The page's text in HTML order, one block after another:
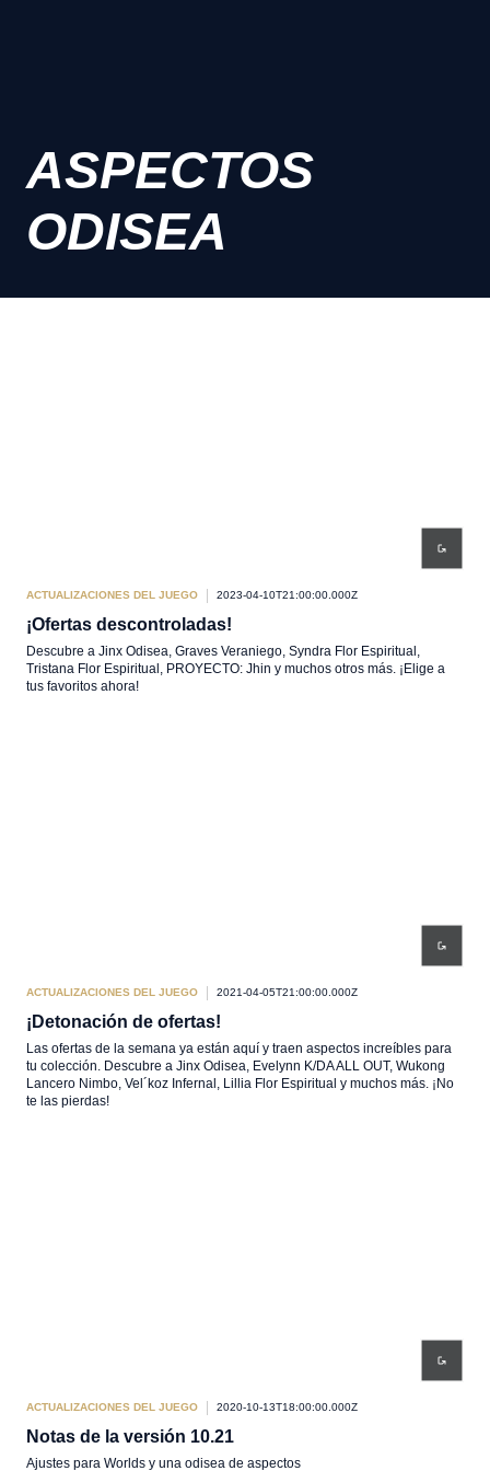
ASPECTOS
ODISEA
ACTUALIZACIONES DEL JUEGO 2023-04-10T21:00:00.000Z
¡Ofertas descontroladas!
Descubre a Jinx Odisea, Graves Veraniego, Syndra Flor Espiritual,
Tristana Flor Espiritual, PROYECTO: Jhin y muchos otros más. ¡Elige a
tus favoritos ahora!
ACTUALIZACIONES DEL JUEGO 2021-04-05T21:00:00.000Z
¡Detonación de ofertas!
Las ofertas de la semana ya están aquí y traen aspectos increíbles para
tu colección. Descubre a Jinx Odisea, Evelynn K/DA ALL OUT, Wukong
Lancero Nimbo, Vel´koz Infernal, Lillia Flor Espiritual y muchos más. ¡No
te las pierdas!
ACTUALIZACIONES DEL JUEGO 2020-10-13T18:00:00.000Z
Notas de la versión 10.21
Ajustes para Worlds y una odisea de aspectos